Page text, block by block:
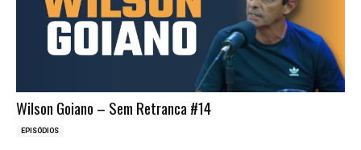
Wilson Goiano – Sem Retranca #14
EPISÓDIOS